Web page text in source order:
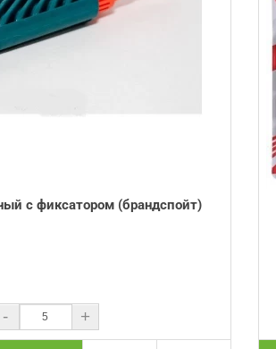
с фиксатором (брандспойт)
- +